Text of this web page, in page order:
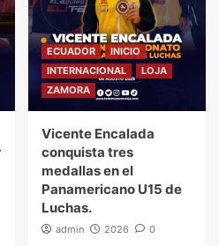
ECUADOR
INICIO
INTERNACIONAL
LOJA
ZAMORA
Vicente Encalada
conquista tres
medallas en el
Panamericano U15 de
Luchas.
admin 2026 0